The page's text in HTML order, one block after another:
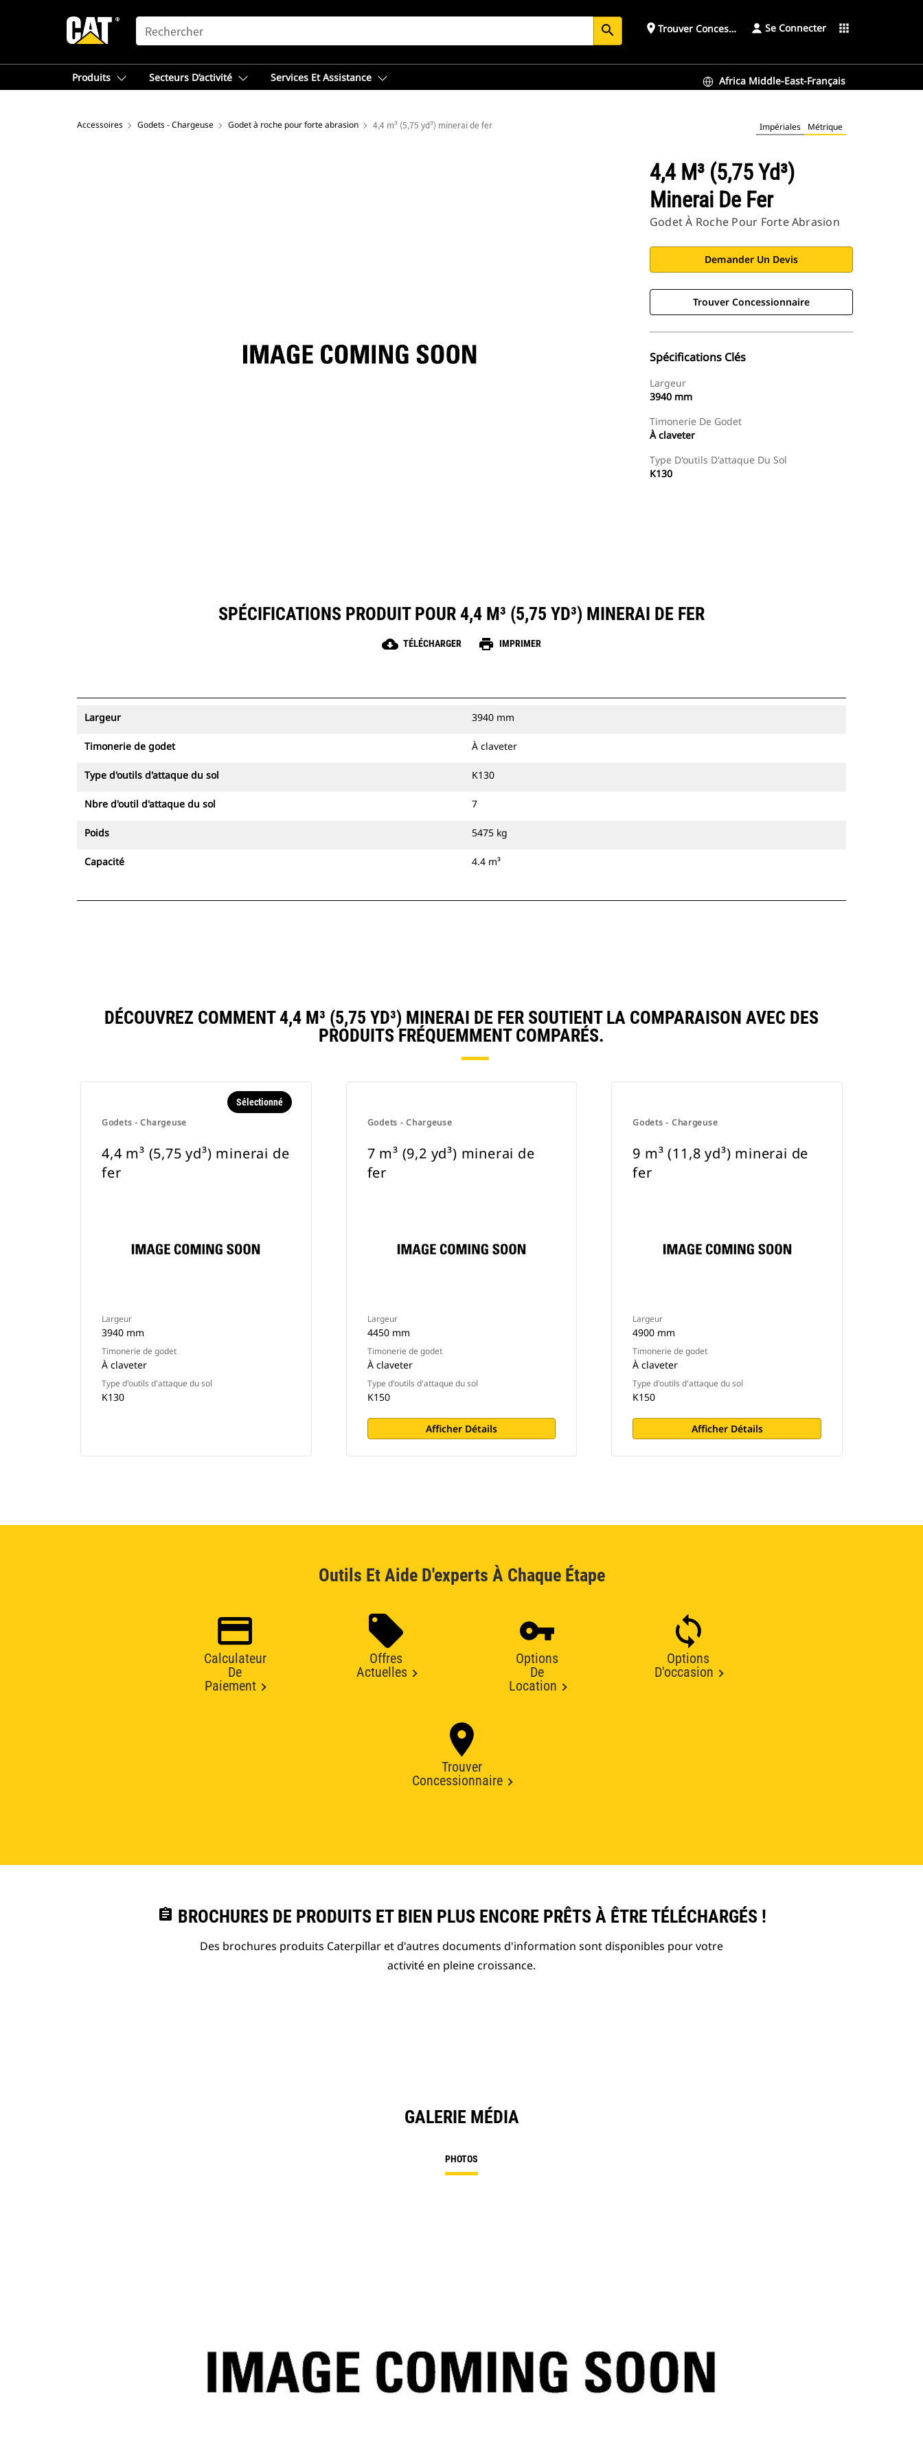
SEARCH search place Trouver ConcessionnaireSe Connecter apps
Produits Secteurs D’activité Services Et Assistance Africa Middle-East-Français
Accessoires Godets - Chargeuse Godet à roche pour forte abrasion 4,4 m³ (5,75 yd³) minerai de fer Impériales Métrique
4,4 M³ (5,75 Yd³)
Minerai De Fer
Godet À Roche Pour Forte Abrasion
Demander Un Devis
Trouver Concessionnaire
Spécifications Clés
Largeur
3940 mm
Timonerie De Godet
À claveter
Type D'outils D'attaque Du Sol
K130
SPÉCIFICATIONS PRODUIT POUR 4,4 M³ (5,75 YD³) MINERAI DE FER
cloud_download TÉLÉCHARGER print IMPRIMER
Largeur 3940 mm
Timonerie de godet À claveter
Type d'outils d'attaque du sol K130
Nbre d'outil d'attaque du sol 7
Poids 5475 kg
Capacité 4.4 m³
DÉCOUVREZ COMMENT 4,4 M³ (5,75 YD³) MINERAI DE FER SOUTIENT LA COMPARAISON AVEC DES
PRODUITS FRÉQUEMMENT COMPARÉS.
Godets - Chargeuse
Sélectionné
4,4 m³ (5,75 yd³) minerai de
fer
Largeur
3940 mm
Timonerie de godet
À claveter
Type d'outils d'attaque du sol
K130
Godets - Chargeuse
7 m³ (9,2 yd³) minerai de
fer
Largeur
4450 mm
Timonerie de godet
À claveter
Type d'outils d'attaque du sol
K150
Afficher Détails
Godets - Chargeuse
9 m³ (11,8 yd³) minerai de
fer
Largeur
4900 mm
Timonerie de godet
À claveter
Type d'outils d'attaque du sol
K150
Afficher Détails
Outils Et Aide D'experts À Chaque Étape
Calculateur
De
Paiement
Offres
Actuelles
Options
De
Location
Options
D'occasion
Trouver
Concessionnaire
assignment BROCHURES DE PRODUITS ET BIEN PLUS ENCORE PRÊTS À ÊTRE TÉLÉCHARGÉS !
Des brochures produits Caterpillar et d'autres documents d'information sont disponibles pour votre
activité en pleine croissance.
GALERIE MÉDIA
PHOTOS